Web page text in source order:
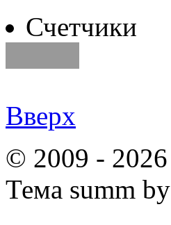
Счетчики
Вверх
© 2009 - 2026
Тема summ by